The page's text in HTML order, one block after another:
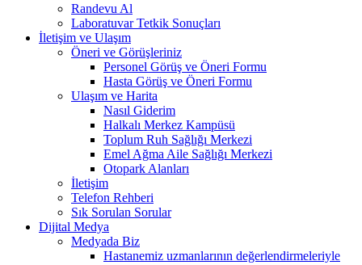
Randevu Al
Laboratuvar Tetkik Sonuçları
İletişim ve Ulaşım
Öneri ve Görüşleriniz
Personel Görüş ve Öneri Formu
Hasta Görüş ve Öneri Formu
Ulaşım ve Harita
Nasıl Giderim
Halkalı Merkez Kampüsü
Toplum Ruh Sağlığı Merkezi
Emel Ağma Aile Sağlığı Merkezi
Otopark Alanları
İletişim
Telefon Rehberi
Sık Sorulan Sorular
Dijital Medya
Medyada Biz
Hastanemiz uzmanlarının değerlendirmeleriyle